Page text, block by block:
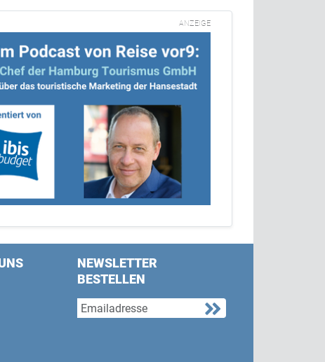
ANZEIGE
on Facebook
us on Twitter
NEWSLETTER
BESTELLEN